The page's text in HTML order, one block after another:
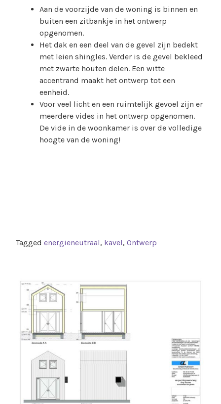
Aan de voorzijde van de woning is binnen en
buiten een zitbankje in het ontwerp
opgenomen.
Het dak en een deel van de gevel zijn bedekt
met leien shingles. Verder is de gevel bekleed
met zwarte houten delen. Een witte
accentrand maakt het ontwerp tot een
eenheid.
Voor veel licht en een ruimtelijk gevoel zijn er
meerdere vides in het ontwerp opgenomen.
De vide in de woonkamer is over de volledige
hoogte van de woning!
Tagged energieneutraal, kavel, Ontwerp